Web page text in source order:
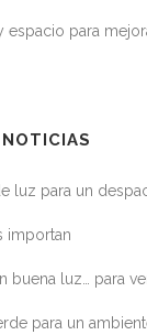
espacio para
luz para un
importan
buena luz… para
para un